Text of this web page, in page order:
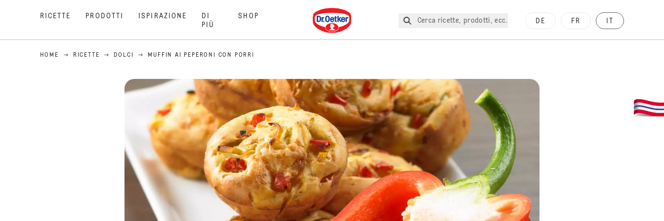
RICETTE PRODOTTI ISPIRAZIONE
DI
PIÙ
SHOP Dr. Oetker
Cerca ricette, prodotti, ecc. DE FR
HOME RICETTE DOLCI MUFFIN AI PEPERONI CON PORRI